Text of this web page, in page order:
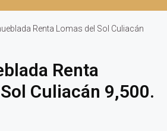
Renta Lomas del Sol Culiacán
Renta
Culiacán 9,500.